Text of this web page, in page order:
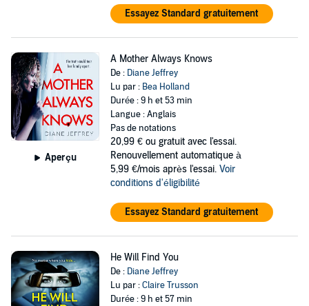
Essayez Standard gratuitement
Aperçu
A Mother Always Knows
De : Diane Jeffrey
Lu par : Bea Holland
Durée : 9 h et 53 min
Langue : Anglais
Pas de notations
20,99 € ou gratuit avec l'essai.
Renouvellement automatique à
5,99 €/mois après l'essai. Voir
conditions d'éligibilité
Essayez Standard gratuitement
He Will Find You
De : Diane Jeffrey
Lu par :Claire Trusson
Durée : 9 h et 57 min